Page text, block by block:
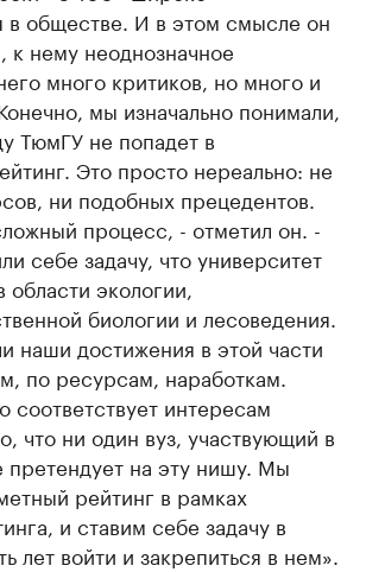
в обществе. И в этом смысле он
к нему неоднозначное
много критиков, но много и
мы изначально понимали,
ТюмГУ не попадет в
Это просто нереально: не
ни подобных прецедентов.
процесс, - отметил он. -
себе задачу, что университет
области экологии,
биологии и лесоведения.
наши достижения в этой части
по ресурсам, наработкам.
соответствует интересам
что ни один вуз, участвующий в
на эту нишу. Мы
рейтинг в рамках
и ставим себе задачу в
лет войти и закрепиться в нем».